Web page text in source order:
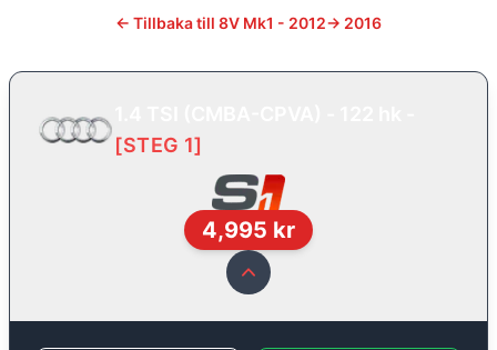
← Tillbaka till 8V Mk1 - 2012-> 2016
[STEG 1]
4,995 kr